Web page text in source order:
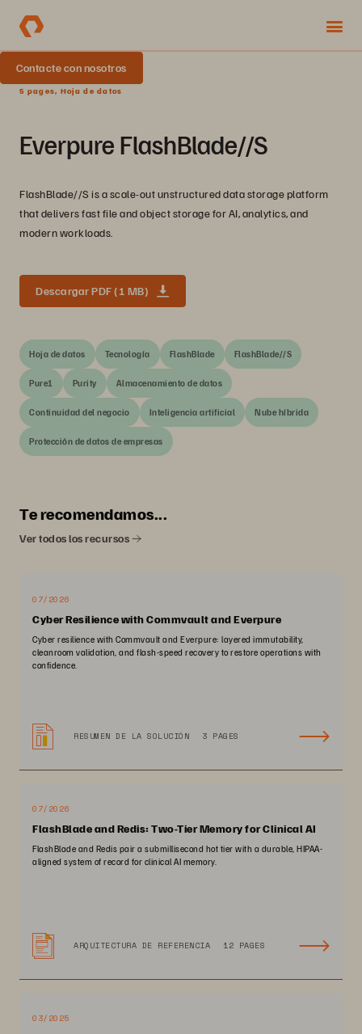
Contacte con nosotros
5 pages, Hoja de datos
Everpure FlashBlade//S
FlashBlade//S is a scale-out unstructured data storage platform
that delivers fast file and object storage for AI, analytics, and
modern workloads.
Descargar PDF (1 MB)
Hoja de datos Tecnología FlashBlade FlashBlade//S
Pure1 Purity Almacenamiento de datos
Continuidad del negocio Inteligencia artificial Nube híbrida
Protección de datos de empresas
Te recomendamos...
Ver todos los recursos
07/2026
Cyber Resilience with Commvault and Everpure
Cyber resilience with Commvault and Everpure: layered immutability,
cleanroom validation, and flash-speed recovery to restore operations with
confidence.
RESUMEN DE LA SOLUCIÓN 3 PAGES
07/2026
FlashBlade and Redis: Two-Tier Memory for Clinical AI
FlashBlade and Redis pair a submillisecond hot tier with a durable, HIPAA-
aligned system of record for clinical AI memory.
ARQUITECTURA DE REFERENCIA 12 PAGES
03/2025